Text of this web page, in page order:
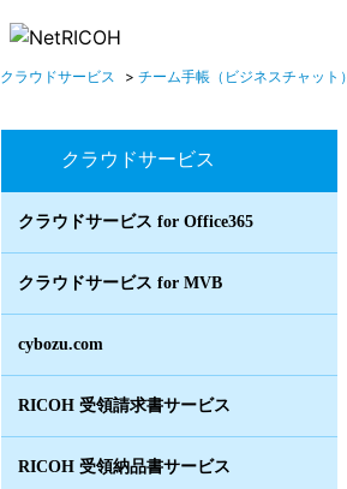
クラウドサービス > チーム手帳（ビジネスチャット）
クラウドサービス
クラウドサービス for Office365
クラウドサービス for MVB
cybozu.com
RICOH 受領請求書サービス
RICOH 受領納品書サービス